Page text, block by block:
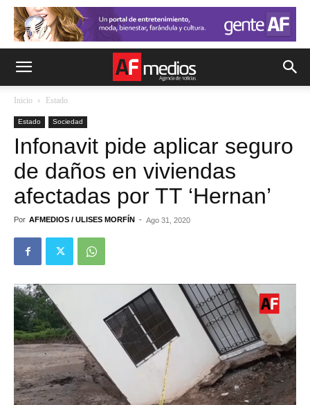
Inicio Estado
Estado Sociedad
Infonavit pide aplicar seguro
de daños en viviendas
afectadas por TT ‘Hernan’
Por AFMEDIOS / ULISES MORFÍN - Ago 31, 2020